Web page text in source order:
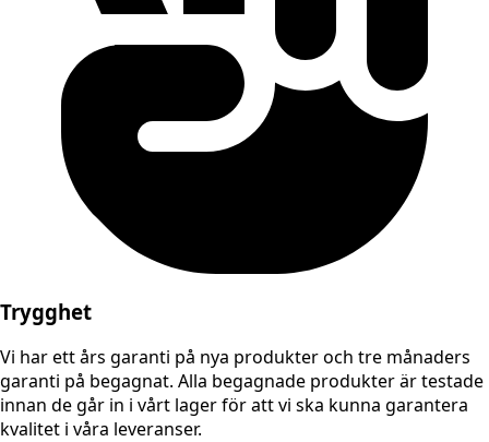
Trygghet
Vi har ett års garanti på nya produkter och tre månaders
garanti på begagnat. Alla begagnade produkter är testade
innan de går in i vårt lager för att vi ska kunna garantera
kvalitet i våra leveranser.